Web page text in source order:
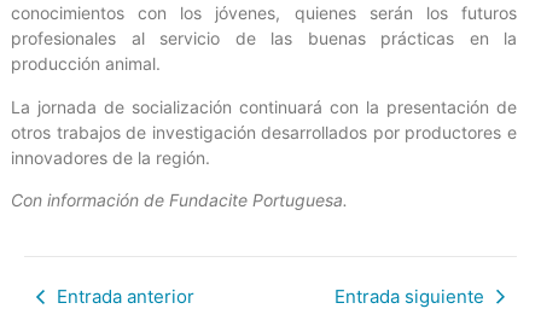
conocimientos con los jóvenes, quienes serán los futuros
profesionales al servicio de las buenas prácticas en la
producción animal.
La jornada de socialización continuará con la presentación de
otros trabajos de investigación desarrollados por productores e
innovadores de la región.
Con información de Fundacite Portuguesa.
Entrada anterior Entrada siguiente